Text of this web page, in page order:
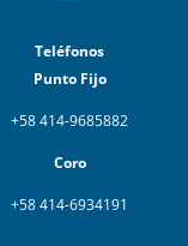
Teléfonos
Punto Fijo
+58 414-9685882
Coro
+58 414-6934191